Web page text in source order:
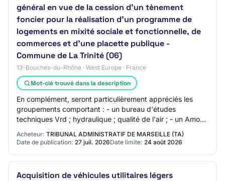
général en vue de la cession d'un tènement
foncier pour la réalisation d'un programme de
logements en mixité sociale et fonctionnelle, de
commerces et d'une placette publique -
Commune de La Trinité (06)
13-Bouches-du-Rhône · West Europe · France
Mot-clé trouvé dans la description
En complément, seront particulièrement appréciés les
groupements comportant : - un bureau d'études
techniques Vrd ; hydraulique ; qualité de l'air ; - un Amo
Acheteur: TRIBUNAL ADMINISTRATIF DE MARSEILLE (TA)
Date de publication: 27 juil. 2026Date limite: 24 août 2026
Acquisition de véhicules utilitaires légers